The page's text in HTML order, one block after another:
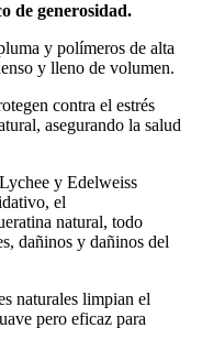
de generosidad.
y polímeros de alta
y lleno de volumen.
contra el estrés
asegurando la salud
y Edelweiss
el
natural, todo
dañinos y dañinos del
naturales limpian el
pero eficaz para